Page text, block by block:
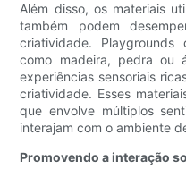
Além disso, os materiais
também podem
criatividade. Playgrounds
como madeira, pedra ou
experiências sensoriais
criatividade. Esses
que envolve múltiplos
interajam com o ambiente
Promovendo a interação